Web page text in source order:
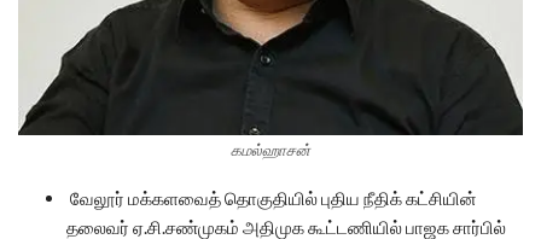
கமல்ஹாசன்
வேலூர் மக்களவைத் தொகுதியில் புதிய நீதிக் கட்சியின்
தலைவர் ஏ.சி.சண்முகம் அதிமுக கூட்டணியில் பாஜக சார்பில்